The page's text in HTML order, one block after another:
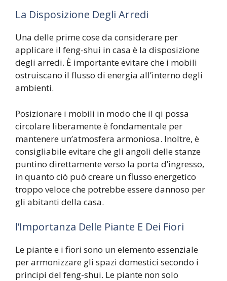
La Disposizione Degli Arredi
Una delle prime cose da considerare per
applicare il feng-shui in casa è la disposizione
degli arredi. È importante evitare che i mobili
ostruiscano il flusso di energia all’interno degli
ambienti.
Posizionare i mobili in modo che il qi possa
circolare liberamente è fondamentale per
mantenere un’atmosfera armoniosa. Inoltre, è
consigliabile evitare che gli angoli delle stanze
puntino direttamente verso la porta d’ingresso,
in quanto ciò può creare un flusso energetico
troppo veloce che potrebbe essere dannoso per
gli abitanti della casa.
l’Importanza Delle Piante E Dei Fiori
Le piante e i fiori sono un elemento essenziale
per armonizzare gli spazi domestici secondo i
principi del feng-shui. Le piante non solo